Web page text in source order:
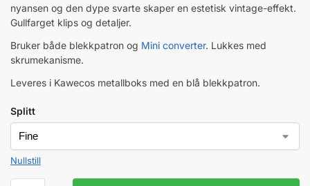
nyansen og den dype svarte skaper en estetisk vintage-effekt.
Gullfarget klips og detaljer.
Bruker både blekkpatron og Mini converter. Lukkes med
skrumekanisme.
Leveres i Kawecos metallboks med en blå blekkpatron.
Splitt
Nullstill